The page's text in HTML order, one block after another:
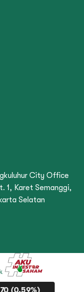
City Office
1, Karet Semanggi,
Selatan
(0.59%)